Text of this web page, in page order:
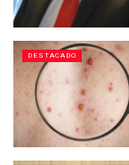
DESTACADO